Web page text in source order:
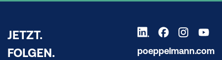
JETZT.
FOLGEN.
poeppelmann.com